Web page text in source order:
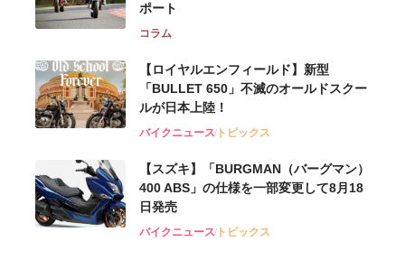
ポート
コラム
【ロイヤルエンフィールド】新型
「BULLET 650」不滅のオールドスクー
ルが⽇本上陸！
バイクニューストピックス
【スズキ】「BURGMAN（バーグマン）
400 ABS」の仕様を一部変更して8月18
日発売
バイクニューストピックス